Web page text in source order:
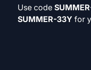
Use code
SUMMER-33Y for